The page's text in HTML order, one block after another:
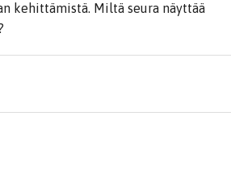
kehittämistä. Miltä seura näyttää